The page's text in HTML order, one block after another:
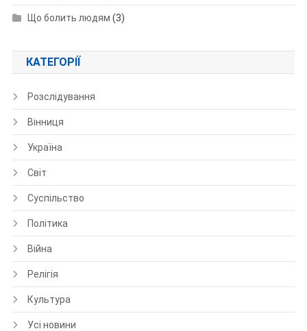
Що болить людям (3)
КАТЕГОРІЇ
Розслідування
Вінниця
Україна
Світ
Суспільство
Політика
Війна
Релігія
Культура
Усі новини